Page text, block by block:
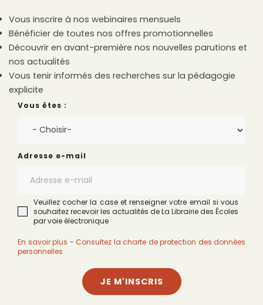
Vous inscrire à nos webinaires mensuels
Bénéficier de toutes nos offres promotionnelles
Découvrir en avant-première nos nouvelles parutions et
nos actualités
Vous tenir informés des recherches sur la pédagogie
explicite
Vous êtes :
Adresse e-mail
Veuillez cocher la case et renseigner votre email si vous
souhaitez recevoir les actualités de La Librairie des Écoles
par voie électronique
En savoir plus - Consultez la charte de protection des données
personnelles
JE M'INSCRIS